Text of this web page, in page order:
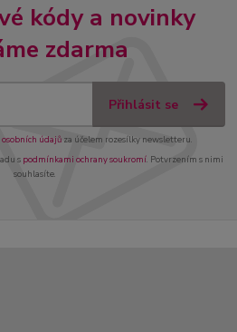
kódy a novinky
zdarma
Přihlásit se
údajůza účelem rozesílky newsletteru.
s podmínkami ochrany soukromí. Potvrzením s nimi
souhlasíte.